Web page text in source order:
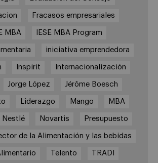
Fracasos empresariales
MBA IESE MBA Program
iniciativa emprendedora
Inspirit Internacionalización
Jorge López Jérôme Boesch
Liderazgo Mango MBA
Nestlé Novartis Presupuesto
de la Alimentación y las bebidas
Telento TRADI